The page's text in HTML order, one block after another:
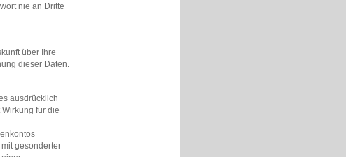
nie an Dritte
über Ihre
dieser Daten.
ausdrücklich
für die
gesonderter